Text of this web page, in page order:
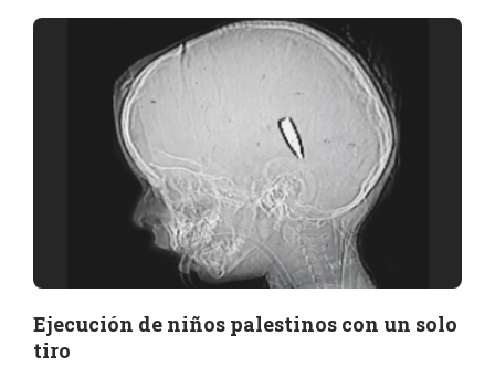
Ejecución de niños palestinos con un solo
tiro